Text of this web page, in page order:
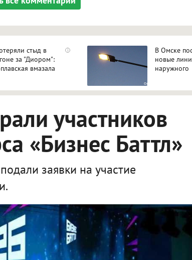
i
стыд в
за "Диором":
вмазала
В Омске
новые
наружного
участников
«Бизнес Баттл»
заявки на участие